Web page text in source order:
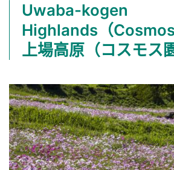
Uwaba-kogen
Highlands（
上場高原（コスモス園